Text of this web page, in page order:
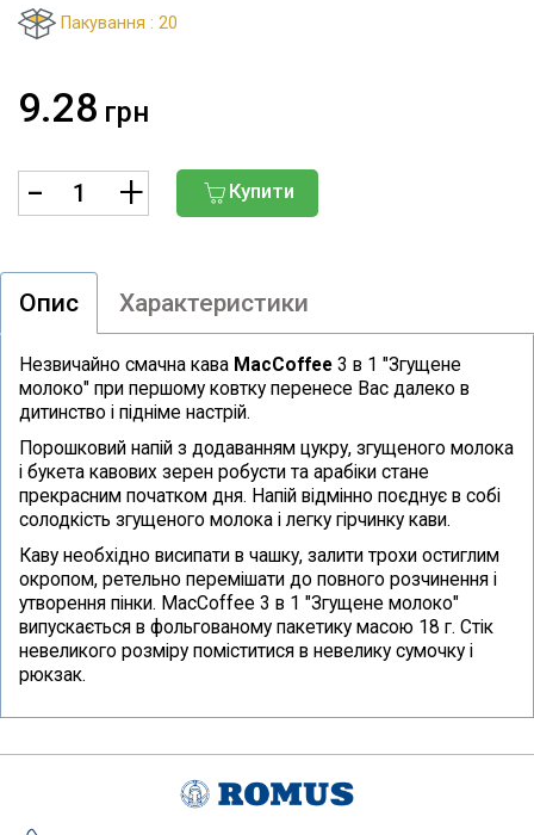
Пакування : 20
9.28 грн
Купити
Опис Характеристики
Незвичайно смачна кава MacCoffee 3 в 1 "Згущене
молоко" при першому ковтку перенесе Вас далеко в
дитинство і підніме настрій.
Порошковий напій з додаванням цукру, згущеного молока
і букета кавових зерен робусти та арабіки стане
прекрасним початком дня. Напій відмінно поєднує в собі
солодкість згущеного молока і легку гірчинку кави.
Каву необхідно висипати в чашку, залити трохи остиглим
окропом, ретельно перемішати до повного розчинення і
утворення пінки. MacCoffee 3 в 1 "Згущене молоко"
випускається в фольгованому пакетику масою 18 г. Стік
невеликого розміру поміститися в невелику сумочку і
рюкзак.